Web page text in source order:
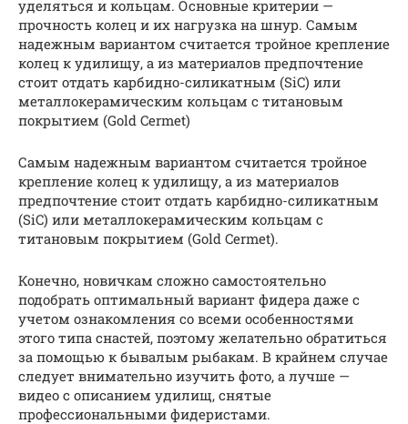
уделяться и кольцам. Основные критерии —
прочность колец и их нагрузка на шнур. Самым
надежным вариантом считается тройное крепление
колец к удилищу, а из материалов предпочтение
стоит отдать карбидно-силикатным (SiC) или
металлокерамическим кольцам с титановым
покрытием (Gold Cermet)
Самым надежным вариантом считается тройное
крепление колец к удилищу, а из материалов
предпочтение стоит отдать карбидно-силикатным
(SiC) или металлокерамическим кольцам с
титановым покрытием (Gold Cermet).
Конечно, новичкам сложно самостоятельно
подобрать оптимальный вариант фидера даже с
учетом ознакомления со всеми особенностями
этого типа снастей, поэтому желательно обратиться
за помощью к бывалым рыбакам. В крайнем случае
следует внимательно изучить фото, а лучше —
видео с описанием удилищ, снятые
профессиональными фидеристами.